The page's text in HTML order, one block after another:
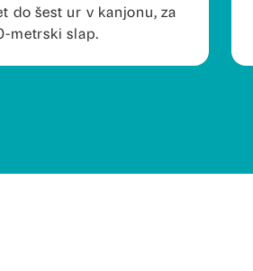
do šest ur v kanjonu, za
metrski slap.